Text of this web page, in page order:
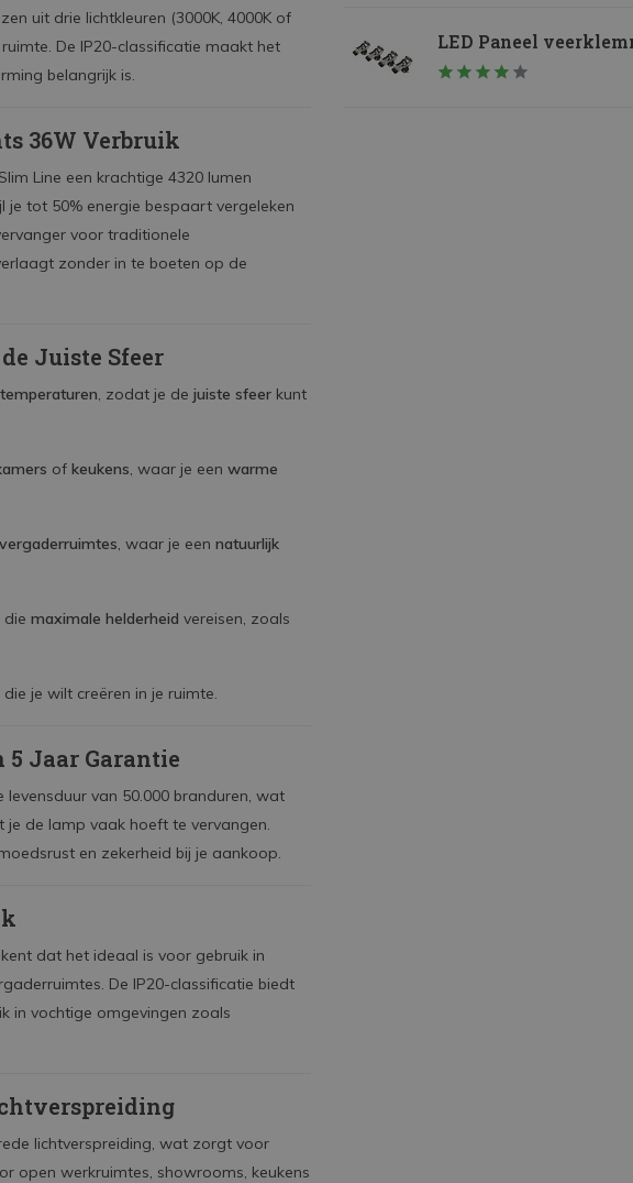
uit drie lichtkleuren (3000K, 4000K of
De IP20-classificatie maakt het
belangrijk is.
36W Verbruik
Line een krachtige 4320 lumen
tot 50% energie bespaart vergeleken
voor traditionele
zonder in te boeten op de
Juiste Sfeer
, zodat je de juiste sfeer kunt
of keukens, waar je een warme
vergaderruimtes, waar je een natuurlijk
die maximale helderheid vereisen, zoals
die je wilt creëren in je ruimte.
5 Jaar Garantie
levensduur van 50.000 branduren, wat
de lamp vaak hoeft te vervangen.
en zekerheid bij je aankoop.
dat het ideaal is voor gebruik in
De IP20-classificatie biedt
in vochtige omgevingen zoals
lichtverspreiding, wat zorgt voor
open werkruimtes, showrooms, keukens
LED Paneel